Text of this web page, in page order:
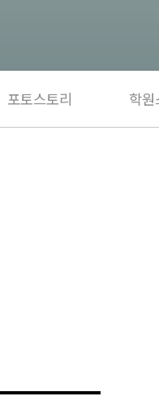
포토스토리 학